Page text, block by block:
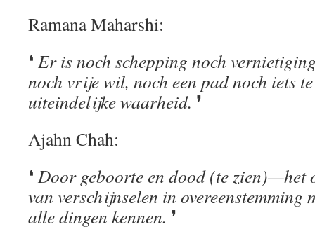
Ramana Maharshi:
❛ Er is noch schepping noch
noch vrije wil, noch een pad noch iets
uiteindelijke waarheid. ❜
Ajahn Chah:
❛ Door geboorte en dood (te zien)—het
van verschijnselen in
alle dingen kennen. ❜